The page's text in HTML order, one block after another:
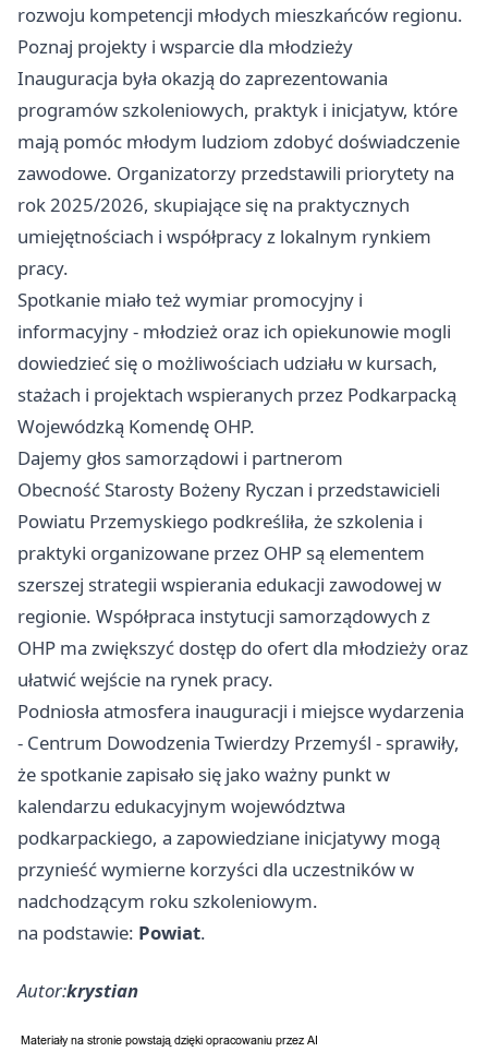
rozwoju kompetencji młodych mieszkańców regionu.
Poznaj projekty i wsparcie dla młodzieży
Inauguracja była okazją do zaprezentowania
programów szkoleniowych, praktyk i inicjatyw, które
mają pomóc młodym ludziom zdobyć doświadczenie
zawodowe. Organizatorzy przedstawili priorytety na
rok 2025/2026, skupiające się na praktycznych
umiejętnościach i współpracy z lokalnym rynkiem
pracy.
Spotkanie miało też wymiar promocyjny i
informacyjny - młodzież oraz ich opiekunowie mogli
dowiedzieć się o możliwościach udziału w kursach,
stażach i projektach wspieranych przez Podkarpacką
Wojewódzką Komendę OHP.
Dajemy głos samorządowi i partnerom
Obecność Starosty Bożeny Ryczan i przedstawicieli
Powiatu Przemyskiego podkreśliła, że szkolenia i
praktyki organizowane przez OHP są elementem
szerszej strategii wspierania edukacji zawodowej w
regionie. Współpraca instytucji samorządowych z
OHP ma zwiększyć dostęp do ofert dla młodzieży oraz
ułatwić wejście na rynek pracy.
Podniosła atmosfera inauguracji i miejsce wydarzenia
- Centrum Dowodzenia Twierdzy Przemyśl - sprawiły,
że spotkanie zapisało się jako ważny punkt w
kalendarzu edukacyjnym województwa
podkarpackiego, a zapowiedziane inicjatywy mogą
przynieść wymierne korzyści dla uczestników w
nadchodzącym roku szkoleniowym.
na podstawie: Powiat.
Autor:krystian